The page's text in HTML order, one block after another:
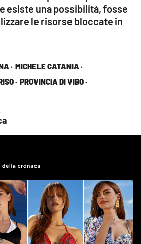
· MICHELE CATANIA ·
· PROVINCIA DI VIBO ·
esiste una possibilità, fosse
le risorse bloccate in